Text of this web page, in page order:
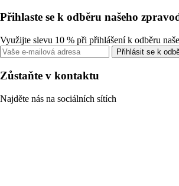
Přihlaste se k odběru našeho
Využijte slevu 10 % při přihlášení k odběru
Přihlásit se k
Zůstaňte v kontaktu
Najděte nás na sociálních sítích